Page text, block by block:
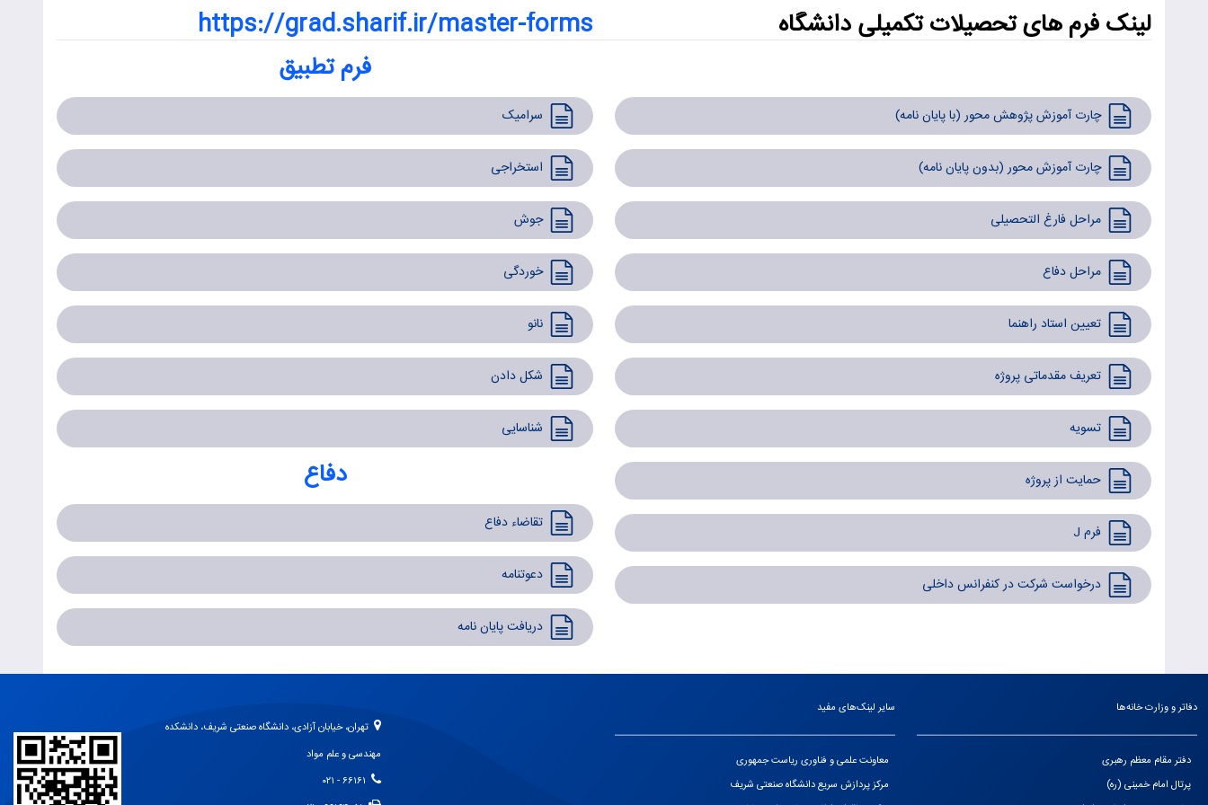
لینک فرم های تحصیلات تکمیلی دانشگاه
https://grad.sharif.ir/master-forms
چارت آموزش پژوهش محور (با پایان نامه)
چارت آموزش محور (بدون پایان نامه)
مراحل فارغ التحصیلی
مراحل دفاع
تعیین استاد راهنما
تعریف مقدماتی پروژه
تسویه
حمایت از پروژه
فرم J
درخواست شرکت در کنفرانس داخلی
فرم تطبیق
سرامیک
استخراجی
جوش
خوردگی
نانو
شکل دادن
شناسایی
دفاع
تقاضاء دفاع
دعوتنامه
دریافت پایان نامه
دفاتر و وزارت خانه‌ها
دفتر مقام معظم رهبری
پرتال امام خمینی (ره)
سایر لینک‌های مفید
معاونت علمی و فناوری ریاست جمهوری
مرکز پردازش سریع دانشگاه صنعتی شریف
تهران، خیابان آزادی، دانشگاه صنعتی شریف، دانشکده
مهندسی و علم مواد